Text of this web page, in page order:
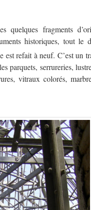
quelques fragments
historiques, tout le
est refait à neuf. C’est un
parquets, serrureries,
vitraux colorés,